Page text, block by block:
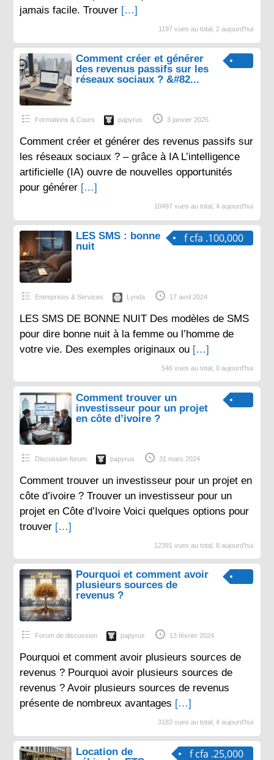
jamais facile. Trouver […]
1197 vues au total, 2 aujourd'hui
Comment créer et générer
des revenus passifs sur les
réseaux sociaux ? &#82...
Formations & Cours papyrus 3 janvier 2025
Comment créer et générer des revenus passifs sur
les réseaux sociaux ? – grâce à IA L’intelligence
artificielle (IA) ouvre de nouvelles opportunités
pour générer […]
10497 vues au total, 4 aujourd'hui
f cfa .100,000
LES SMS : bonne
nuit
Entreprises & Services Lynda 17 avril 2024
LES SMS DE BONNE NUIT Des modèles de SMS
pour dire bonne nuit à la femme ou l’homme de
votre vie. Des exemples originaux ou […]
546 vues au total, 0 aujourd'hui
Comment trouver un
investisseur pour un projet
en côte d’ivoire ?
Discussion forum papyrus 31 mars 2024
Comment trouver un investisseur pour un projet en
côte d’ivoire ? Trouver un investisseur pour un
projet en Côte d’Ivoire Voici quelques options pour
trouver […]
12391 vues au total, 8 aujourd'hui
Pourquoi et comment avoir
plusieurs sources de
revenus ?
Forum de discussion papyrus 13 février 2024
Pourquoi et comment avoir plusieurs sources de
revenus ? Pourquoi avoir plusieurs sources de
revenus ? Avoir plusieurs sources de revenus
présente de nombreux avantages […]
3183 vues au total, 4 aujourd'hui
f cfa .25,000
Location de